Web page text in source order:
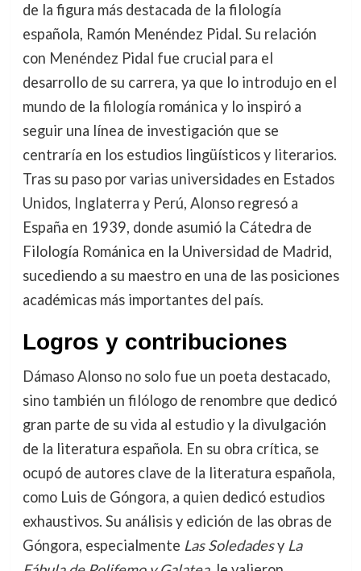
de la figura más destacada de la filología
española, Ramón Menéndez Pidal. Su relación
con Menéndez Pidal fue crucial para el
desarrollo de su carrera, ya que lo introdujo en el
mundo de la filología románica y lo inspiró a
seguir una línea de investigación que se
centraría en los estudios lingüísticos y literarios.
Tras su paso por varias universidades en Estados
Unidos, Inglaterra y Perú, Alonso regresó a
España en 1939, donde asumió la Cátedra de
Filología Románica en la Universidad de Madrid,
sucediendo a su maestro en una de las posiciones
académicas más importantes del país.
Logros y contribuciones
Dámaso Alonso no solo fue un poeta destacado,
sino también un filólogo de renombre que dedicó
gran parte de su vida al estudio y la divulgación
de la literatura española. En su obra crítica, se
ocupó de autores clave de la literatura española,
como Luis de Góngora, a quien dedicó estudios
exhaustivos. Su análisis y edición de las obras de
Góngora, especialmente Las Soledadesy La